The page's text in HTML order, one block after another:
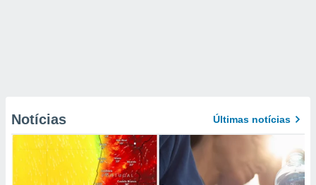
Notícias Últimas notícias